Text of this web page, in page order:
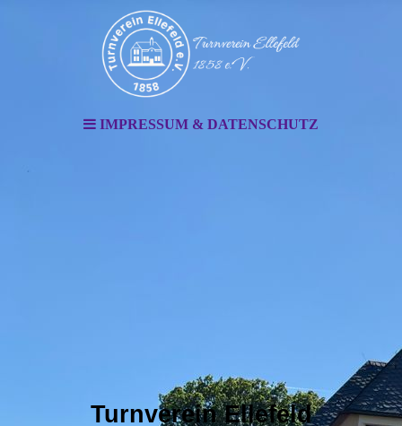
IMPRESSUM & DATENSCHUTZ
Turnverein Ellefeld